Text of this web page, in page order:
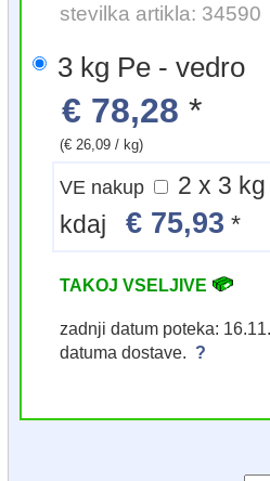
stevilka artikla: 34590
3 kg Pe - vedro
€ 78,28 *
(€ 26,09 / kg)
VE nakup
2 x 3 kg Pe - vedro do
kdaj€ 75,93 *
TAKOJ VSELJIVE
zadnji datum poteka:
datuma dostave. ?